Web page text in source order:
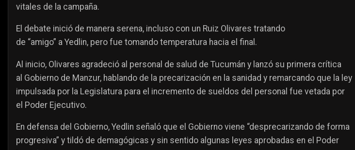
vitales de la campaña.
El debate inició de manera serena, incluso con un Ruiz Olivares tratando
de “amigo” a Yedlin, pero fue tomando temperatura hacia el final.
Al inicio, Olivares agradeció al personal de salud de Tucumán y lanzó su primera crítica
al Gobierno de Manzur, hablando de la precarización en la sanidad y remarcando que la ley
impulsada por la Legislatura para el incremento de sueldos del personal fue vetada por
el Poder Ejecutivo.
En defensa del Gobierno, Yedlin señaló que el Gobierno viene “desprecarizando de forma
progresiva” y tildó de demagógicas y sin sentido algunas leyes aprobadas en el Poder